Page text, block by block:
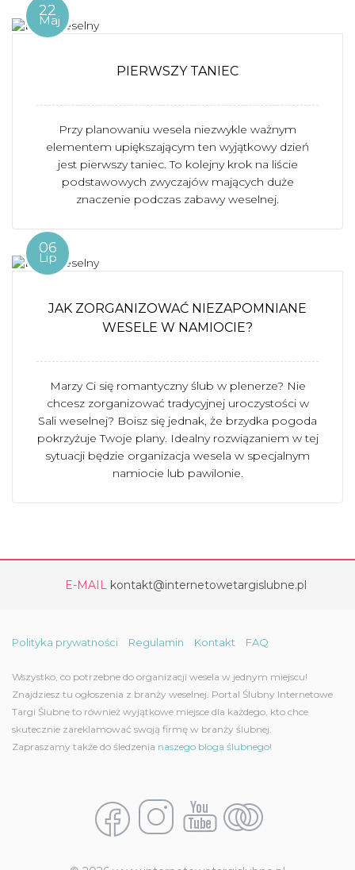
22
Maj
PIERWSZY TANIEC
Przy planowaniu wesela niezwykle ważnym
elementem upiększającym ten wyjątkowy dzień
jest pierwszy taniec. To kolejny krok na liście
podstawowych zwyczajów mających duże
znaczenie podczas zabawy weselnej.
06
Lip
JAK ZORGANIZOWAĆ NIEZAPOMNIANE
WESELE W NAMIOCIE?
Marzy Ci się romantyczny ślub w plenerze? Nie
chcesz zorganizować tradycyjnej uroczystości w
Sali weselnej? Boisz się jednak, że brzydka pogoda
pokrzyżuje Twoje plany. Idealny rozwiązaniem w tej
sytuacji będzie organizacja wesela w specjalnym
namiocie lub pawilonie.
E-MAIL kontakt@internetowetargislubne.pl
Polityka prywatności Regulamin Kontakt FAQ
Wszystko, co potrzebne do organizacji wesela w jednym miejscu!
Znajdziesz tu ogłoszenia z branży weselnej. Portal Ślubny Internetowe
Targi Ślubne to również wyjątkowe miejsce dla każdego, kto chce
skutecznie zareklamować swoją firmę w branży ślubnej.
Zapraszamy także do śledzenia naszego bloga ślubnego!